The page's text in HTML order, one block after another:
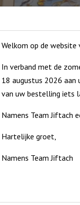
informatie
en prijs zijn excl
Welkom op de website
In verband met de
18 augustus 2026 aan
van uw bestelling iets
Namens Team Jiftach
Hartelijke groet,
Namens Team Jiftach